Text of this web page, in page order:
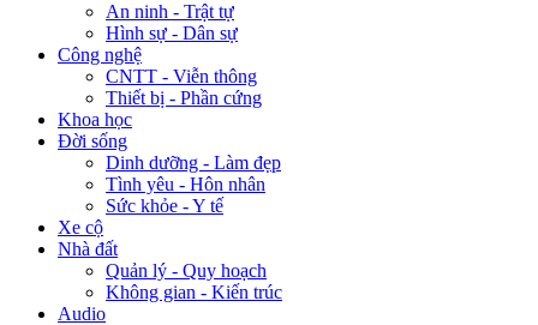
An ninh - Trật tự
Hình sự - Dân sự
Công nghệ
CNTT - Viễn thông
Thiết bị - Phần cứng
Khoa học
Đời sống
Dinh dưỡng - Làm đẹp
Tình yêu - Hôn nhân
Sức khỏe - Y tế
Xe cộ
Nhà đất
Quản lý - Quy hoạch
Không gian - Kiến trúc
Audio